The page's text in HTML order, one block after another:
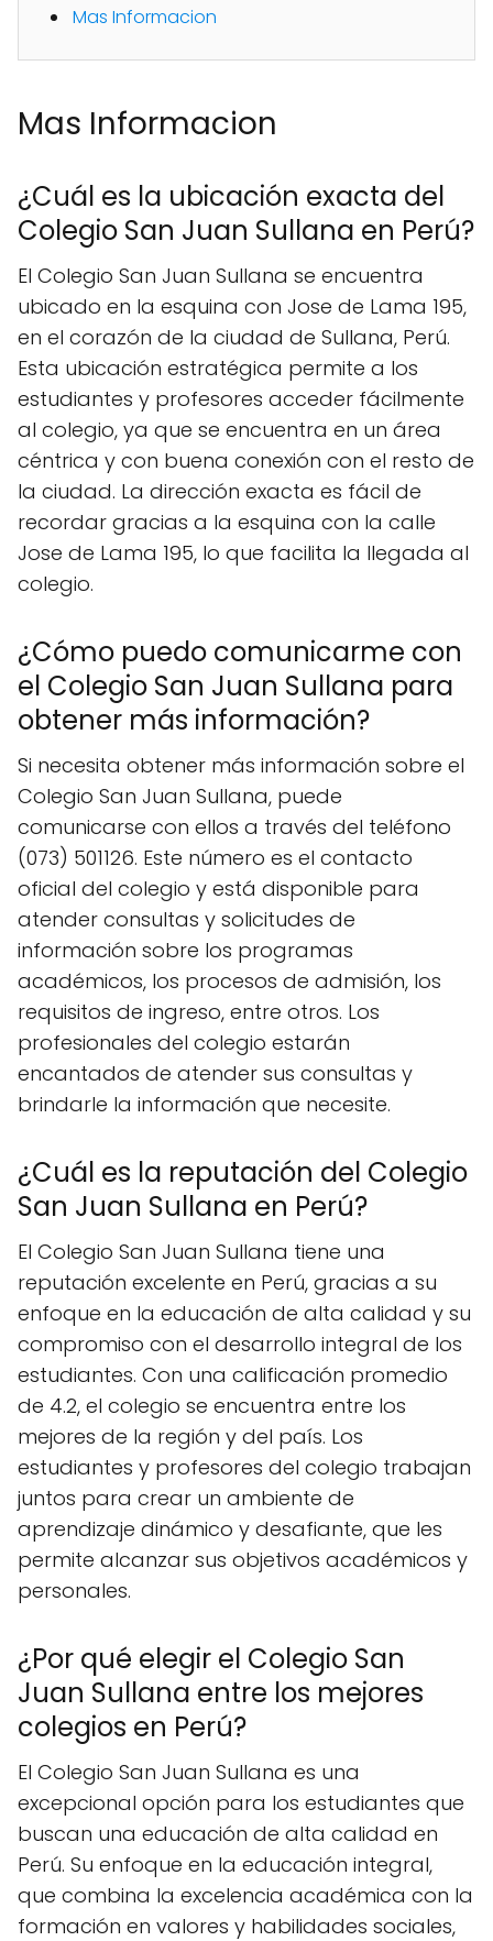
Mas Informacion
Mas Informacion
¿Cuál es la ubicación exacta del
Colegio San Juan Sullana en Perú?
El Colegio San Juan Sullana se encuentra
ubicado en la esquina con Jose de Lama 195,
en el corazón de la ciudad de Sullana, Perú.
Esta ubicación estratégica permite a los
estudiantes y profesores acceder fácilmente
al colegio, ya que se encuentra en un área
céntrica y con buena conexión con el resto de
la ciudad. La dirección exacta es fácil de
recordar gracias a la esquina con la calle
Jose de Lama 195, lo que facilita la llegada al
colegio.
¿Cómo puedo comunicarme con
el Colegio San Juan Sullana para
obtener más información?
Si necesita obtener más información sobre el
Colegio San Juan Sullana, puede
comunicarse con ellos a través del teléfono
(073) 501126. Este número es el contacto
oficial del colegio y está disponible para
atender consultas y solicitudes de
información sobre los programas
académicos, los procesos de admisión, los
requisitos de ingreso, entre otros. Los
profesionales del colegio estarán
encantados de atender sus consultas y
brindarle la información que necesite.
¿Cuál es la reputación del Colegio
San Juan Sullana en Perú?
El Colegio San Juan Sullana tiene una
reputación excelente en Perú, gracias a su
enfoque en la educación de alta calidad y su
compromiso con el desarrollo integral de los
estudiantes. Con una calificación promedio
de 4.2, el colegio se encuentra entre los
mejores de la región y del país. Los
estudiantes y profesores del colegio trabajan
juntos para crear un ambiente de
aprendizaje dinámico y desafiante, que les
permite alcanzar sus objetivos académicos y
personales.
¿Por qué elegir el Colegio San
Juan Sullana entre los mejores
colegios en Perú?
El Colegio San Juan Sullana es una
excepcional opción para los estudiantes que
buscan una educación de alta calidad en
Perú. Su enfoque en la educación integral,
que combina la excelencia académica con la
formación en valores y habilidades sociales,